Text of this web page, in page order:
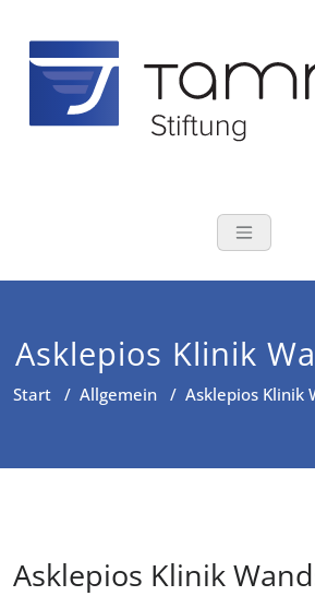
Inhalt
springen
Asklepios Klinik
Start / Allgemein / Asklepios Klinik
Asklepios Klinik